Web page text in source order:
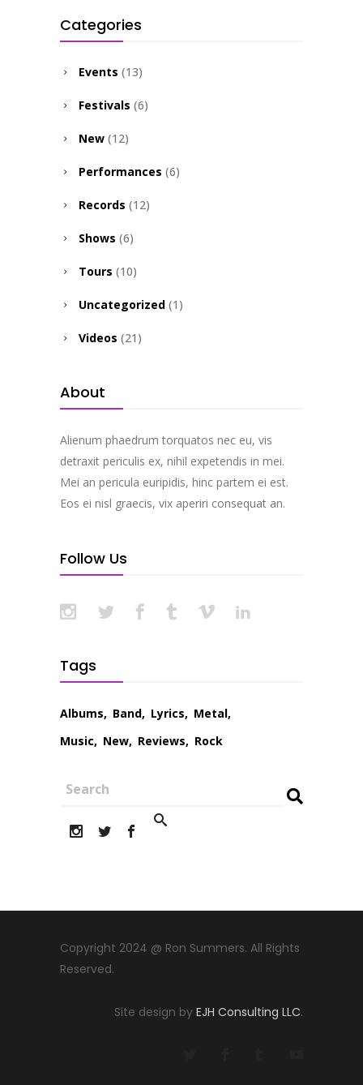
Categories
Events (13)
Festivals (6)
New (12)
Performances (6)
Records (12)
Shows (6)
Tours (10)
Uncategorized (1)
Videos (21)
About
Alienum phaedrum torquatos nec eu, vis
detraxit periculis ex, nihil expetendis in mei.
Mei an pericula euripidis, hinc partem ei est.
Eos ei nisl graecis, vix aperiri consequat an.
Follow Us
Tags
Albums Band Lyrics
Metal
Music
New Reviews Rock
Copyright 2024 @ Ron Summers. All Rights
Reserved.
Site design by EJH Consulting LLC.